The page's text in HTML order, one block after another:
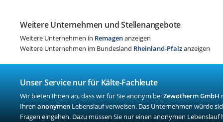
Weitere Unternehmen und Stellenangebote
Weitere Unternehmen in Remagenanzeigen
Weitere Unternehmen im Bundesland Rheinland-Pfalzanzeigen
Unser Service nur für Kälte-Fachleute
Wir bieten Ihnen an, dass wir für Sie anonym beiZewotherm GmbH
Ihren anonymen Lebenslauf verweisen. Das Unternehmen würde
Fragen eingehen. Dazu müssen Sie nur einen anonymen